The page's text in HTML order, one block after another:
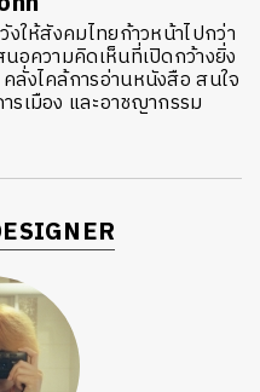
ให้สังคมไทยก้าวหน้าไปกว่า
อความคิดเห็นที่เปิดกว้างยิ่ง
งไคล้การอ่านหนังสือ สนใจ
รเมือง และอาชญากรรม